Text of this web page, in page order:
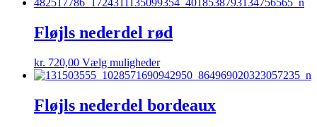
varesiden
har
varianter.
Mulighederne
vælges
på
Fløjls nederdel rød
kr. 720,00 Vælg mulighederDette
vare
flere
varianter.
Fløjls nederdel bordeaux